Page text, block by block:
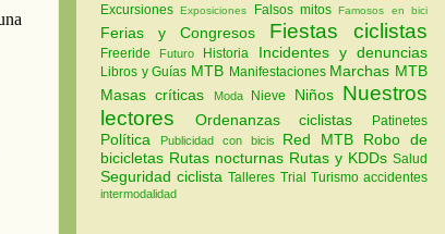
ExcursionesExposiciones Falsos mitosFamosos en bici
Ferias y Congresos Fiestas ciclistas
Freeride Futuro Historia Incidentes y denuncias
Libros y Guías MTB Manifestaciones Marchas MTB
Masas críticas
Moda Nieve Niños Nuestros
lectores
Ordenanzas ciclistas Patinetes
Política Publicidad con bicis Red MTB Robo de
bicicletas Rutas nocturnas Rutas y KDDs Salud
Seguridad ciclistaTalleres Trial Turismoaccidentes
intermodalidad